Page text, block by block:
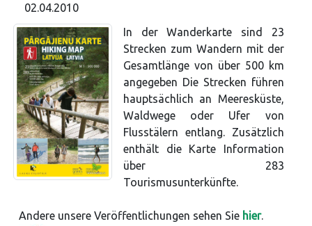
02.04.2010
In der Wanderkarte sind 23
Strecken zum Wandern mit der
Gesamtlänge von über 500 km
angegeben Die Strecken führen
hauptsächlich an Meeresküste,
Waldwege oder Ufer von
Flusstälern entlang. Zusätzlich
enthält die Karte Information
über 283
Tourismusunterkünfte.
Andere unsere Veröffentlichungen sehen Sie hier.